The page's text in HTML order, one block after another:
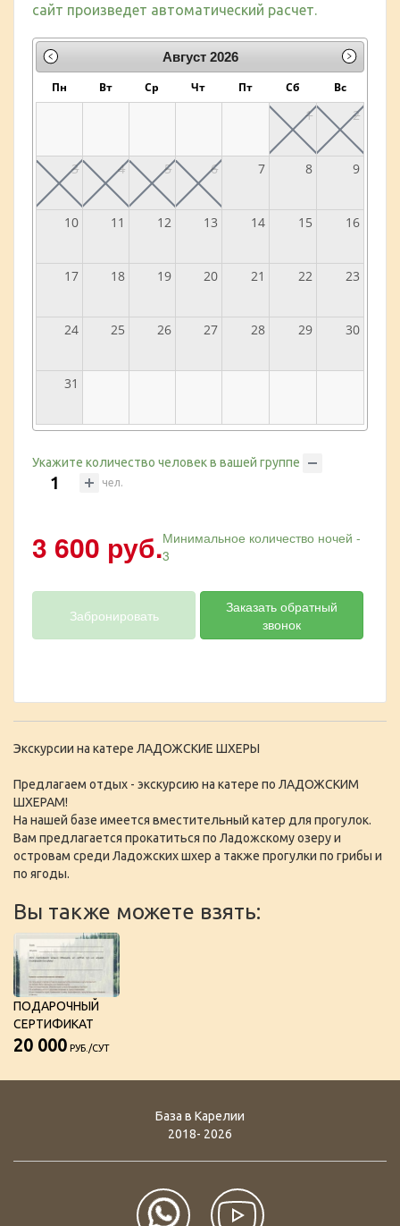
сайт произведет автоматический расчет.
Август 2026
Пн Вт Ср Чт Пт Сб Вс
1 2
3 4 5 6 7 8 9
10 11 12 13 14 15 16
17 18 19 20 21 22 23
24 25 26 27 28 29 30
31
Укажите количество человек в вашей группе
чел.
3 600 руб.Минимальное количество ночей -
3
Забронировать
Заказать обратный
звонок
Экскурсии на катере ЛАДОЖСКИЕ ШХЕРЫ
Предлагаем отдых - экскурсию на катере по ЛАДОЖСКИМ
ШХЕРАМ!
На нашей базе имеется вместительный катер для прогулок.
Вам предлагается прокатиться по Ладожскому озеру и
островам среди Ладожских шхер а также прогулки по грибы и
по ягоды.
Вы также можете взять:
ПОДАРОЧНЫЙ
СЕРТИФИКАТ
20 000 РУБ./СУТ
База в Карелии
2018- 2026